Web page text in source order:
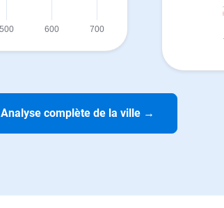
Analyse complète de la ville →